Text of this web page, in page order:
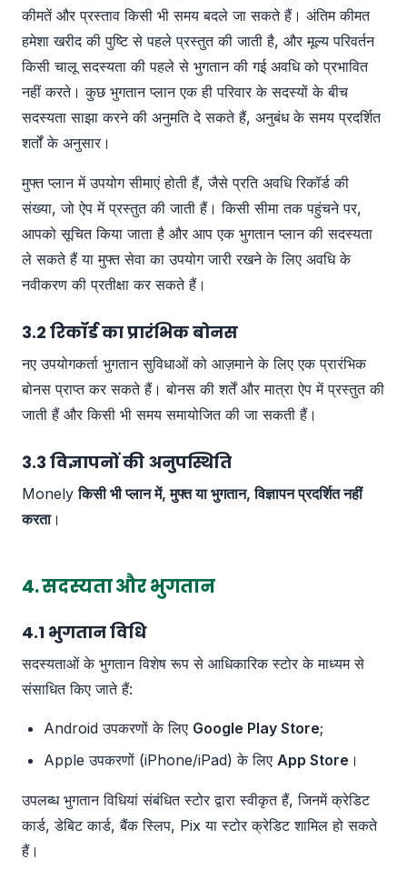
कीमतें और प्रस्ताव किसी भी समय बदले जा सकते हैं। अंतिम कीमत
हमेशा खरीद की पुष्टि से पहले प्रस्तुत की जाती है, और मूल्य परिवर्तन
किसी चालू सदस्यता की पहले से भुगतान की गई अवधि को प्रभावित
नहीं करते। कुछ भुगतान प्लान एक ही परिवार के सदस्यों के बीच
सदस्यता साझा करने की अनुमति दे सकते हैं, अनुबंध के समय प्रदर्शित
शर्तों के अनुसार।
मुफ्त प्लान में उपयोग सीमाएं होती हैं, जैसे प्रति अवधि रिकॉर्ड की
संख्या, जो ऐप में प्रस्तुत की जाती हैं। किसी सीमा तक पहुंचने पर,
आपको सूचित किया जाता है और आप एक भुगतान प्लान की सदस्यता
ले सकते हैं या मुफ्त सेवा का उपयोग जारी रखने के लिए अवधि के
नवीकरण की प्रतीक्षा कर सकते हैं।
3.2 रिकॉर्ड का प्रारंभिक बोनस
नए उपयोगकर्ता भुगतान सुविधाओं को आज़माने के लिए एक प्रारंभिक
बोनस प्राप्त कर सकते हैं। बोनस की शर्तें और मात्रा ऐप में प्रस्तुत की
जाती हैं और किसी भी समय समायोजित की जा सकती हैं।
3.3 विज्ञापनों की अनुपस्थिति
Monelyकिसी भी प्लान में, मुफ्त या भुगतान, विज्ञापन प्रदर्शित नहीं
करता।
4. सदस्यता और भुगतान
4.1 भुगतान विधि
सदस्यताओं के भुगतान विशेष रूप से आधिकारिक स्टोर के माध्यम से
संसाधित किए जाते हैं:
Android उपकरणों के लिए Google Play Store;
Apple उपकरणों (iPhone/iPad) के लिए App Store ।
उपलब्ध भुगतान विधियां संबंधित स्टोर द्वारा स्वीकृत हैं, जिनमें क्रेडिट
कार्ड, डेबिट कार्ड, बैंक स्लिप, Pix या स्टोर क्रेडिट शामिल हो सकते
हैं।